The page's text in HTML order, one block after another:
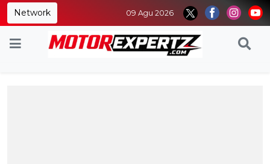
Network 09 Agu 2026